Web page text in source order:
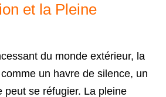
et la Pleine
du monde extérieur, la
un havre de silence, un
peut se réfugier. La pleine